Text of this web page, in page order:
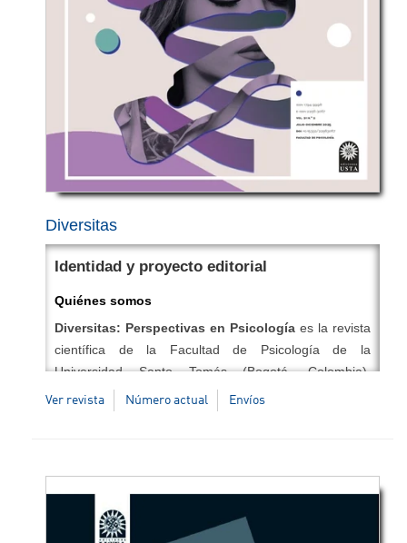
Diversitas
Identidad y proyecto editorial
Quiénes somos
Diversitas: Perspectivas en Psicología es la revista
científica de la Facultad de Psicología de la
Universidad Santo Tomás (Bogotá, Colombia).
Publicamos de manera ininterrumpida dos números al
año desde 2005 y nos dirigimos a la comunidad
comportamiento, ciencias sociales y su relación con
Periodicidad:
semestral.
Ver revista Número actual Envíos